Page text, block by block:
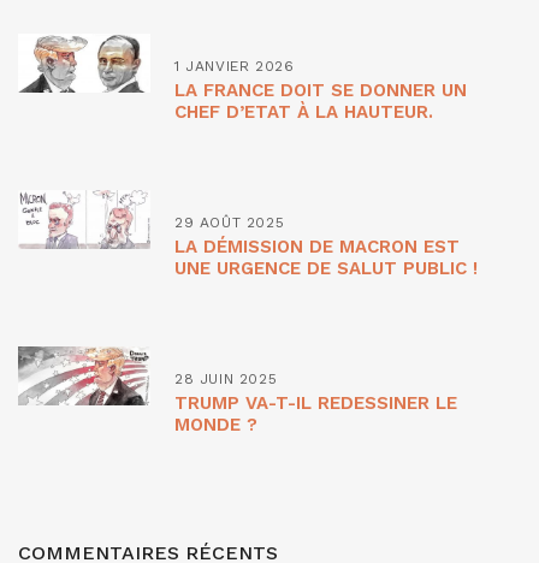
1 JANVIER 2026
LA FRANCE DOIT SE DONNER UN
CHEF D’ETAT À LA HAUTEUR.
29 AOÛT 2025
LA DÉMISSION DE MACRON EST
UNE URGENCE DE SALUT PUBLIC !
28 JUIN 2025
TRUMP VA-T-IL REDESSINER LE
MONDE ?
COMMENTAIRES RÉCENTS